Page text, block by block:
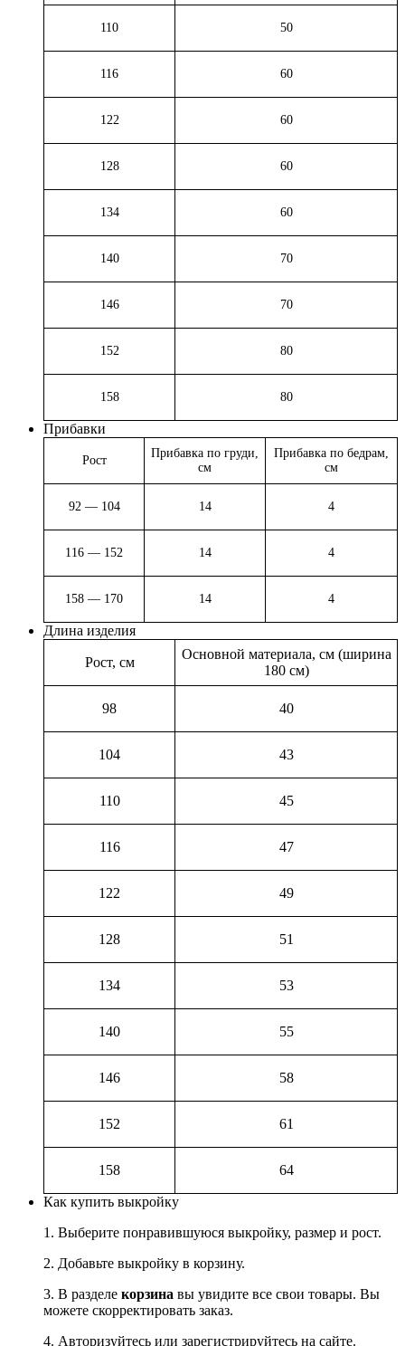
110 50
116 60
122 60
128 60
134 60
140 70
146 70
152 80
158 80
Прибавки
Рост
Прибавка по груди,
см
Прибавка по бедрам,
см
92 — 104 14 4
116 — 152 14 4
158 — 170 14 4
Длина изделия
Рост, см
Основной материала, см (ширина
180 см)
98 40
104 43
110 45
116 47
122 49
128 51
134 53
140 55
146 58
152 61
158 64
Как купить выкройку
1. Выберите понравившуюся выкройку, размер и рост.
2. Добавьте выкройку в корзину.
3. В разделе корзина вы увидите все свои товары. Вы
можете скорректировать заказ.
4. Авторизуйтесь или зарегистрируйтесь на сайте.